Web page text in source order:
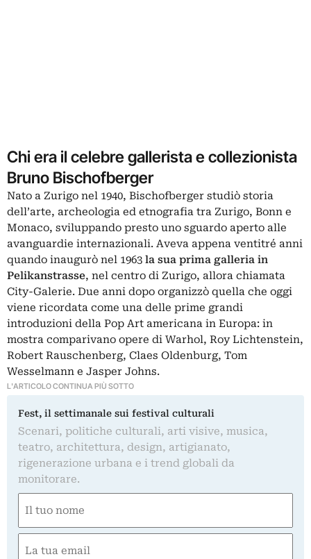
Chi era il celebre gallerista e collezionista
Bruno Bischofberger
Nato a Zurigo nel 1940, Bischofberger studiò storia
dell’arte, archeologia ed etnografia tra Zurigo, Bonn e
Monaco, sviluppando presto uno sguardo aperto alle
avanguardie internazionali. Aveva appena ventitré anni
quando inaugurò nel 1963 la sua prima galleria in
Pelikanstrasse, nel centro di Zurigo, allora chiamata
City-Galerie. Due anni dopo organizzò quella che oggi
viene ricordata come una delle prime grandi
introduzioni della Pop Art americana in Europa: in
mostra comparivano opere di Warhol, Roy Lichtenstein,
Robert Rauschenberg, Claes Oldenburg, Tom
Wesselmann e Jasper Johns.
L'ARTICOLO CONTINUA PIÙ SOTTO
Fest, il settimanale sui festival culturali
Scenari, politiche culturali, arti visive, musica,
teatro, architettura, design, artigianato,
rigenerazione urbana e i trend globali da
monitorare.
(Required)
First
(Required)